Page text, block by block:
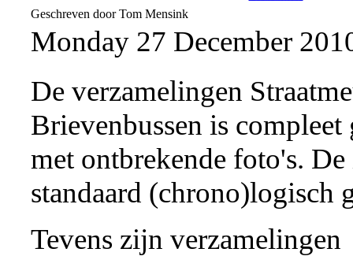
Geschreven door Tom Mensink
Monday 27 December
De verzamelingen
Brievenbussen is compleet
met ontbrekende foto's.
standaard (chrono)logisch
Tevens zijn verzamelingen